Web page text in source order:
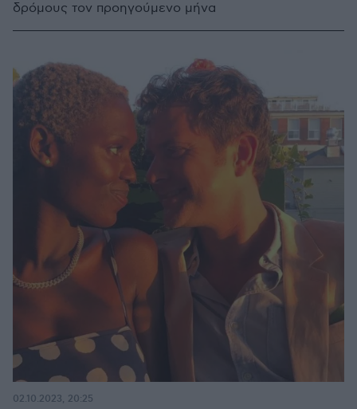
δρόμους τον προηγούμενο μήνα
02.10.2023, 20:25